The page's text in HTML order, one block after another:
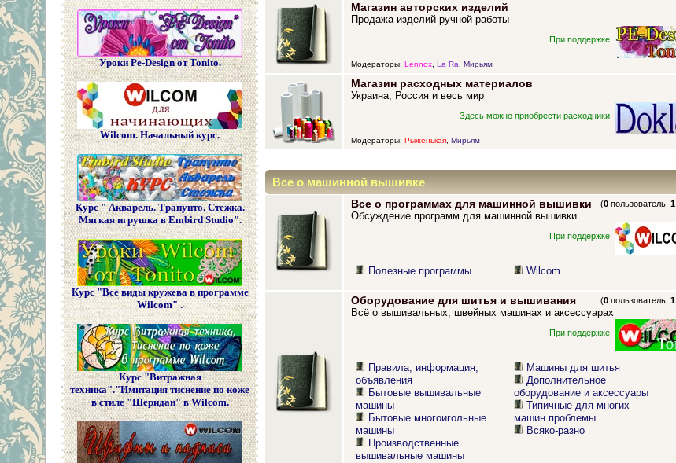
Уроки Pe-Design от Tonito.
Wilcom. Начальный курс.
Курс " Акварель. Трапунто. Стежка.
Мягкая игрушка в Embird Studio".
Курс "Все виды кружева в программе
Wilcom" .
Курс "Витражная
техника"."Имитация тиснение по коже
в стиле "Шеридан" в Wilcom.
Магазин авторских изделий
Продажа изделий ручной работы
При поддержке:
Модераторы: Lennox, La Ra, Мирьям
Магазин расходных материалов
Украина, Россия и весь мир
Здесь можно приобрести расходники:
Модераторы: Рыженькая, Мирьям
Все о машинной вышивке
Все о программах для машинной вышивки (0 пользователь,1
Обсуждение программ для машинной вышивки
При поддержке:
Полезные программы Wilcom
Оборудование для шитья и вышивания (0 пользователь,1
Всё о вышивальных, швейных машинах и аксессуарах
При поддержке:
Правила, информация,
объявления
Бытовые вышивальные
машины
Бытовые многоигольные
машины
Производственные
вышивальные машины
Машины для шитья
Дополнительное
оборудование и аксессуары
Типичные для многих
машин проблемы
Всяко-разно